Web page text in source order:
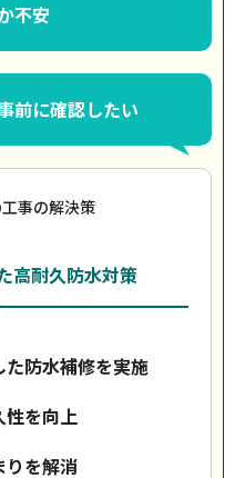
不安
前に確認したい
事の解決策
高耐久防水対策
防水補修を実施
性を向上
りを解消